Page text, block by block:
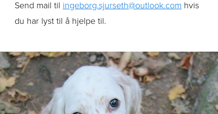
Send mail til ingeborg.sjurseth@outlook.com hvis
du har lyst til å hjelpe til.